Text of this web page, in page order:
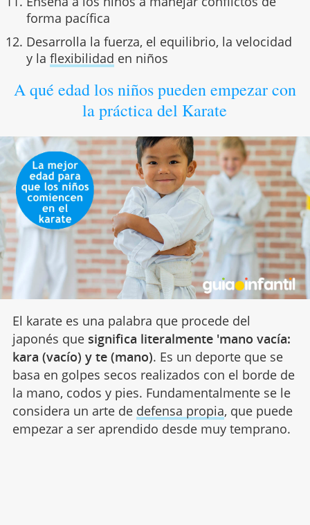
forma pacífica
Desarrolla la fuerza, el equilibrio, la velocidad
y la flexibilidad en niños
A qué edad los niños pueden empezar con
la práctica del Karate
El karate es una palabra que procede del
japonés que significa literalmente 'mano vacía:
kara (vacío) y te (mano). Es un deporte que se
basa en golpes secos realizados con el borde de
la mano, codos y pies. Fundamentalmente se le
considera un arte de defensa propia, que puede
empezar a ser aprendido desde muy temprano.